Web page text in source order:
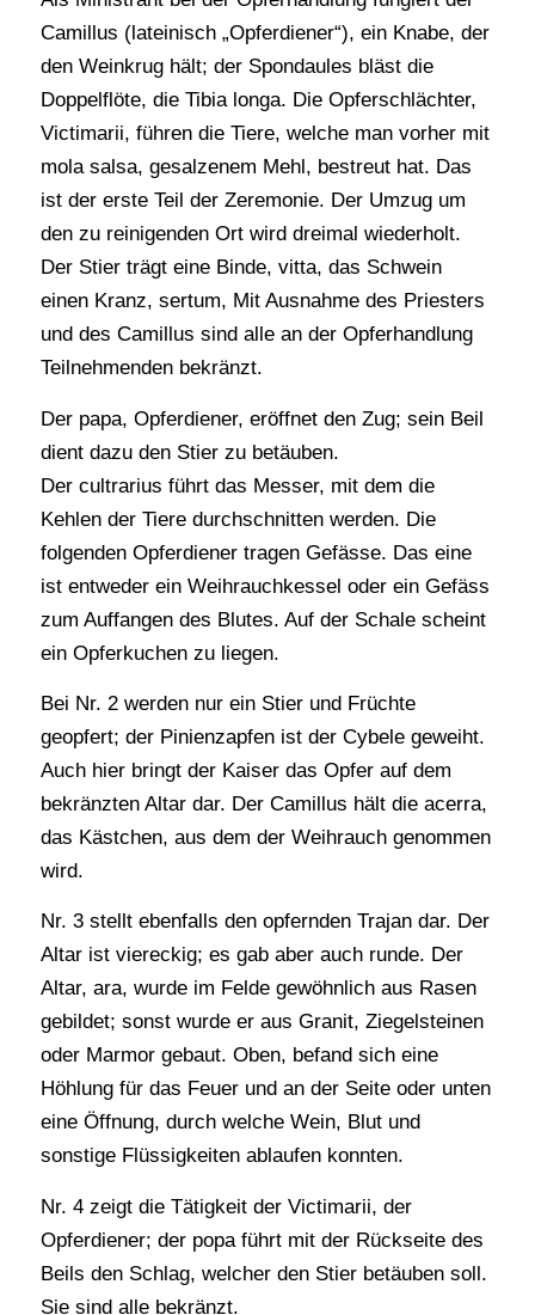
Camillus (lateinisch „Opferdiener“), ein Knabe, der
den Weinkrug hält; der Spondaules bläst die
Doppelflöte, die Tibia longa. Die Opferschlächter,
Victimarii, führen die Tiere, welche man vorher mit
mola salsa, gesalzenem Mehl, bestreut hat. Das
ist der erste Teil der Zeremonie. Der Umzug um
den zu reinigenden Ort wird dreimal wiederholt.
Der Stier trägt eine Binde, vitta, das Schwein
einen Kranz, sertum, Mit Ausnahme des Priesters
und des Camillus sind alle an der Opferhandlung
Teilnehmenden bekränzt.
Der papa, Opferdiener, eröffnet den Zug; sein Beil
dient dazu den Stier zu betäuben.
Der cultrarius führt das Messer, mit dem die
Kehlen der Tiere durchschnitten werden. Die
folgenden Opferdiener tragen Gefässe. Das eine
ist entweder ein Weihrauchkessel oder ein Gefäss
zum Auffangen des Blutes. Auf der Schale scheint
ein Opferkuchen zu liegen.
Bei Nr. 2 werden nur ein Stier und Früchte
geopfert; der Pinienzapfen ist der Cybele geweiht.
Auch hier bringt der Kaiser das Opfer auf dem
bekränzten Altar dar. Der Camillus hält die acerra,
das Kästchen, aus dem der Weihrauch genommen
wird.
Nr. 3 stellt ebenfalls den opfernden Trajan dar. Der
Altar ist viereckig; es gab aber auch runde. Der
Altar, ara, wurde im Felde gewöhnlich aus Rasen
gebildet; sonst wurde er aus Granit, Ziegelsteinen
oder Marmor gebaut. Oben, befand sich eine
Höhlung für das Feuer und an der Seite oder unten
eine Öffnung, durch welche Wein, Blut und
sonstige Flüssigkeiten ablaufen konnten.
Nr. 4 zeigt die Tätigkeit der Victimarii, der
Opferdiener; der popa führt mit der Rückseite des
Beils den Schlag, welcher den Stier betäuben soll.
Sie sind alle bekränzt.